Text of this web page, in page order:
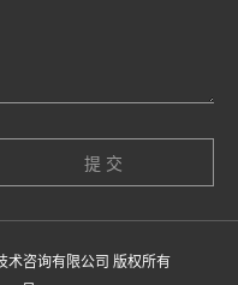
术咨询有限公司 版权所有